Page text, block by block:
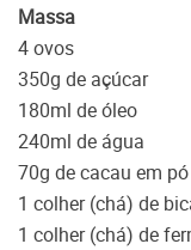
Massa
4 ovos
350g de açúcar
180ml de óleo
240ml de água
70g de cacau em pó
1 colher (chá) de
1 colher (chá) de